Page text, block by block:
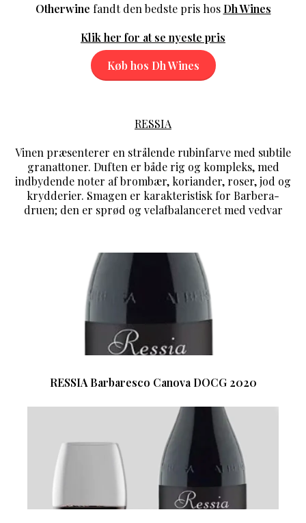
Otherwine fandt den bedste pris hos Dh Wines
Klik her for at se nyeste pris
Køb hos Dh Wines
RESSIA
Vinen præsenterer en strålende rubinfarve med subtile
granattoner. Duften er både rig og kompleks, med
indbydende noter af brombær, koriander, roser, jod og
krydderier. Smagen er karakteristisk for Barbera-
druen; den er sprød og velafbalanceret med vedvar
RESSIA Barbaresco Canova DOCG 2020